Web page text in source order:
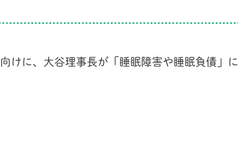
けに、大谷理事長が「睡眠障害や睡眠負債」に